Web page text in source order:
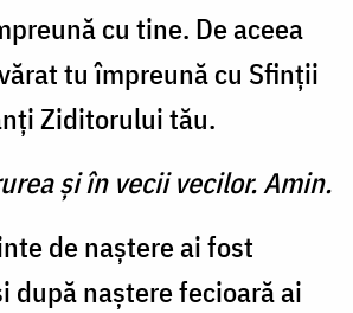
cu tine. De aceea
tu împreună cu Sfinții
Ziditorului tău.
şi în vecii vecilor. Amin.
de naștere ai fost
după naștere fecioară ai